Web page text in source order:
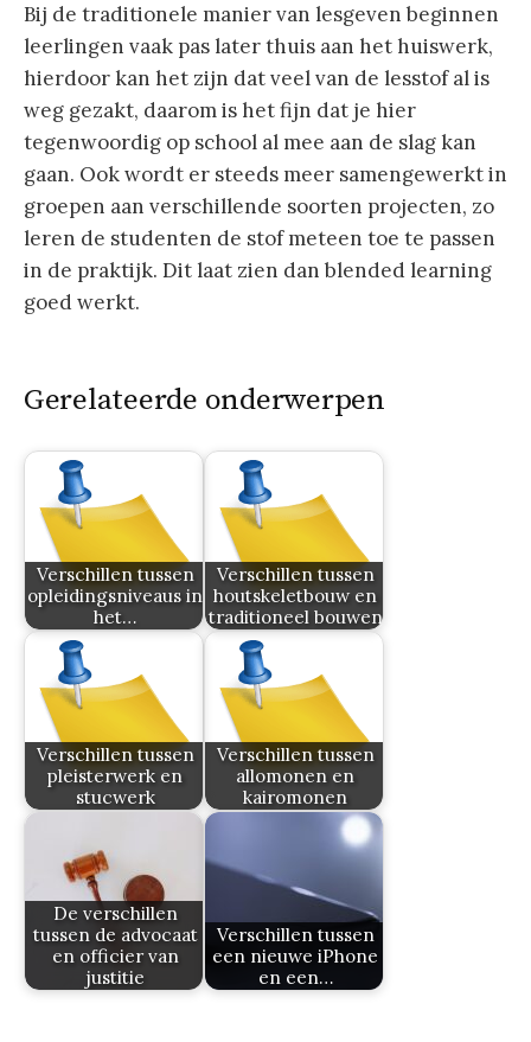
Bij de traditionele manier van lesgeven beginnen
leerlingen vaak pas later thuis aan het huiswerk,
hierdoor kan het zijn dat veel van de lesstof al is
weg gezakt, daarom is het fijn dat je hier
tegenwoordig op school al mee aan de slag kan
gaan. Ook wordt er steeds meer samengewerkt in
groepen aan verschillende soorten projecten, zo
leren de studenten de stof meteen toe te passen
in de praktijk. Dit laat zien dan blended learning
goed werkt.
Gerelateerde onderwerpen
Verschillen tussen
opleidingsniveaus in
het…
Verschillen tussen
houtskeletbouw en
traditioneel bouwen
Verschillen tussen
pleisterwerk en
stucwerk
Verschillen tussen
allomonen en
kairomonen
De verschillen
tussen de advocaat
en officier van
justitie
Verschillen tussen
een nieuwe iPhone
en een…